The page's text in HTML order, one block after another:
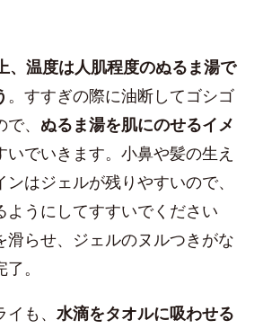
、温度は人肌程度のぬるま湯で
。すすぎの際に油断してゴシゴ
、 ぬるま湯を肌にのせるイメ
いでいきます。小鼻や髪の生え
はジェルが残りやすいので、
ようにしてすすいでください
滑らせ、ジェルのヌルつきがな
。
も、 水滴をタオルに吸わせる